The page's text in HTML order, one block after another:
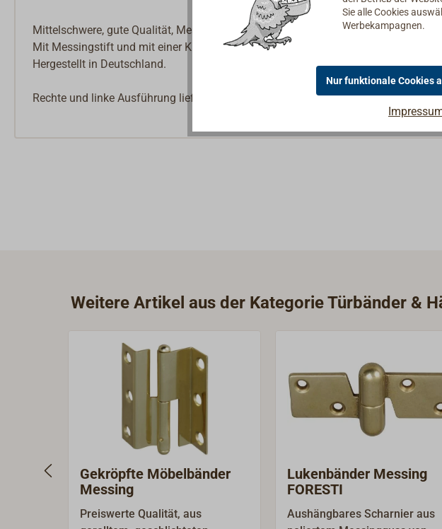
Mittelschwere, gute Qualität, Messing poliert oder verchromt.
Mit Messingstift und mit einer Kröpfung (7,5 mm) für überfälzte Türen.
Hergestellt in Deutschland.
Rechte und linke Ausführung lieferbar.
Weitere Artikel aus der Kategorie Türbänder &
Gekröpfte Möbelbänder
Messing
Preiswerte Qualität, aus
Lukenbänder Messing
FORESTI
Aushängbares Scharnier aus
Sie alle Cookies
Werbekampagnen.
Nur funktionale Cookies